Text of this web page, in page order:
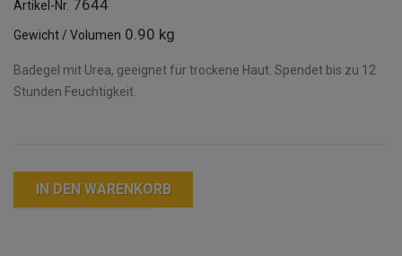
Artikel-Nr. 7644
Gewicht / Volumen 0.90 kg
Badegel mit Urea, geeignet für trockene Haut. Spendet bis zu 12
Stunden Feuchtigkeit.
IN DEN WARENKORB